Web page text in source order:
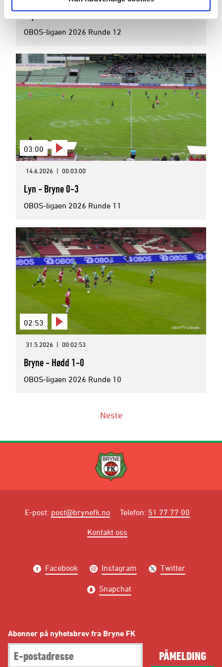
Bryne - Åsane 1-0
OBOS-ligaen 2026 Runde 12
03:00
14.6.2026 | 00:03:00
Lyn - Bryne 0-3
OBOS-ligaen 2026 Runde 11
02:53
31.5.2026 | 00:02:53
Bryne - Hødd 1-0
OBOS-ligaen 2026 Runde 10
Neste
E-post: post@brynefk.no Telefon: 51 77 77 00
Kontakt oss
Facebook Instagram Twitter
Snapchat
Abonner på nyhetsbrev fra Bryne FK
PÅMELDING